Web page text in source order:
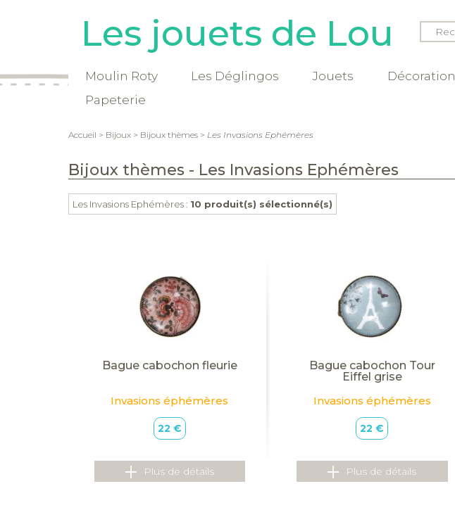
Les jouets de Lou
Moulin Roty Les Déglingos Jouets Décoration
Papeterie
Accueil > Bijoux > Bijoux thèmes > Les Invasions Ephémères
Bijoux thèmes - Les Invasions Ephémères
Les Invasions Ephémères : 10 produit(s) sélectionné(s)
Bague cabochon fleurie
Invasions éphémères
22 €
Plus de détails
Bague cabochon Tour
Eiffel grise
Invasions éphémères
22 €
Plus de détails